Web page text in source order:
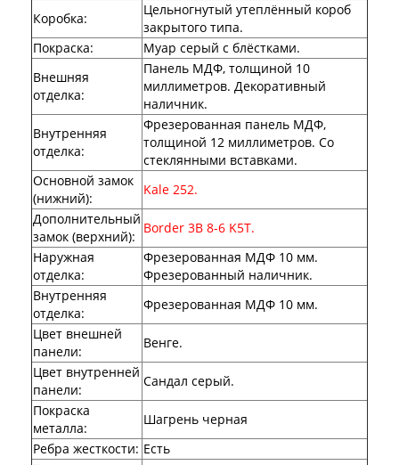
Коробка:
Цельногнутый утеплённый короб
закрытого типа.
Покраска:
Муар серый с блёстками.
Внешняя
отделка:
Панель МДФ, толщиной 10
миллиметров. Декоративный
наличник.
Внутренняя
отделка:
Фрезерованная панель МДФ,
толщиной 12 миллиметров. Со
стеклянными вставками.
Основной замок
(нижний):
Kale 252.
Дополнительный
замок (верхний):
Border 3B 8-6 K5T.
Наружная
отделка:
Фрезерованная МДФ 10 мм.
Фрезерованный наличник.
Внутренняя
отделка:
Фрезерованная МДФ 10 мм.
Цвет внешней
панели:
Венге.
Цвет внутренней
панели:
Сандал серый.
Покраска
металла:
Шагрень черная
Ребра жесткости: Есть